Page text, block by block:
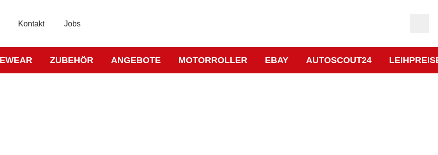
Kontakt Jobs
ZUBEHÖR ANGEBOTE MOTORROLLER EBAY AUTOSCOUT24